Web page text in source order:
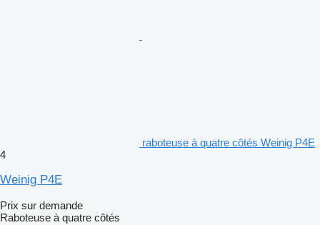
raboteuse à quatre côtés Weinig P4E
4
Weinig P4E
Prix sur demande
Raboteuse à quatre côtés